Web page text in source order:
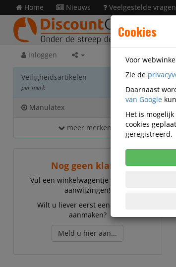
Home Nieuws Veelgestelde vragen
Inloggen
Veiligheidsartikelen
per merk
Manulatex
meer merken...
Nog geen klant?
Vul een winkelwagentje en volg de
aanwijzingen!
Wilt u liever eerst een account
aanmaken?
Meld u hier aan...
Cookies
Voor
Zie de
Daarnaast
van Google
Het is
cookies
geregistreerd.